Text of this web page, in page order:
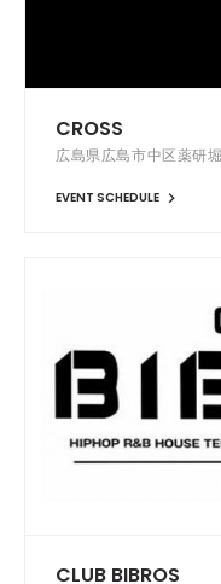
CROSS
広島県広島市中区薬研
EVENT SCHEDULE
CLUB BIBROS